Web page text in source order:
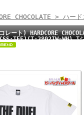
CHOCOLATE > ハー
レート) HARDCORE
2802IW-WH) T